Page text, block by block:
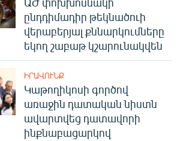
ընդդիմադիր թեկնածուի
վերաբերյալ քննարկումները
եկող շաբաթ կշարունակվեն
ԻՐԱՎՈՒՆՔ
Կաթողիկոսի գործով
առաջին դատական նիստն
ավարտվեց դատավորի
ինքնաբացարկով